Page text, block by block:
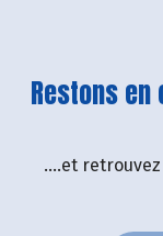
Restons
....et